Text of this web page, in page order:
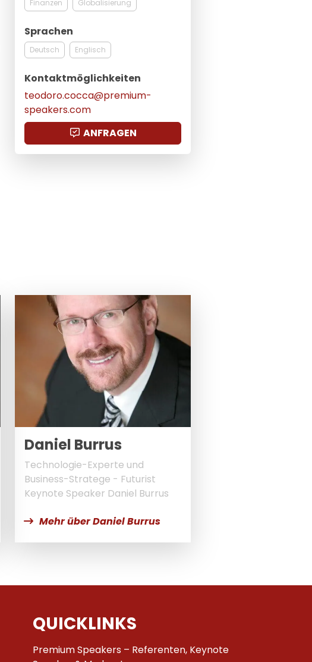
Finanzen Globalisierung
Sprachen
Deutsch Englisch
Kontaktmöglichkeiten
teodoro.cocca@premium-
speakers.com
ANFRAGEN
Daniel Burrus
Technologie-Experte und
Business-Stratege - Futurist
Keynote Speaker Daniel Burrus
Mehr über Daniel Burrus
QUICKLINKS
Premium Speakers – Referenten, Keynote